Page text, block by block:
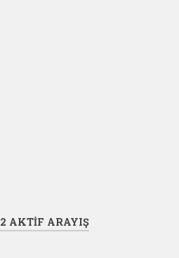
2 AKTIF ARAYIŞ